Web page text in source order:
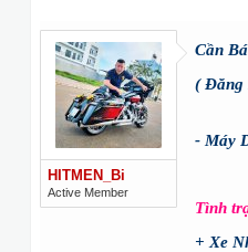
HITMEN_Bi
Active Member
Cần
( Đăng
- Máy
Tình
+ Xe